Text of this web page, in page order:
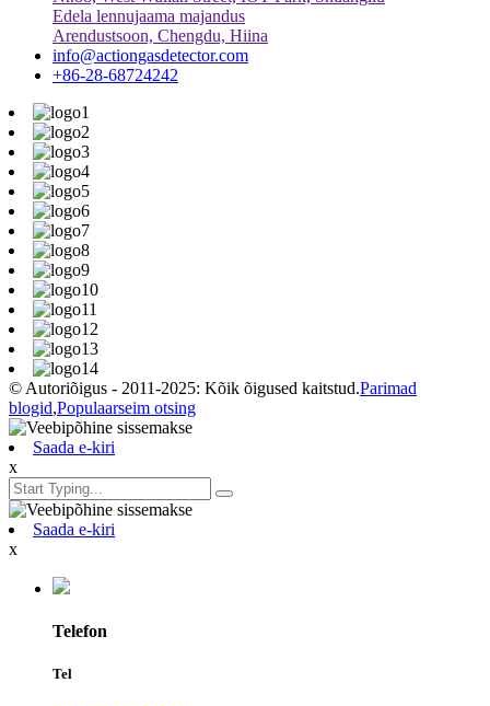
Edela lennujaama majandus
Arendustsoon, Chengdu, Hiina
info@actiongasdetector.com
+86-28-68724242
© Autoriõigus - 2011-2025: Kõik õigused kaitstud.Parimad
blogid,Populaarseim otsing
Saada e-kiri
x
Saada e-kiri
x
Telefon
Tel